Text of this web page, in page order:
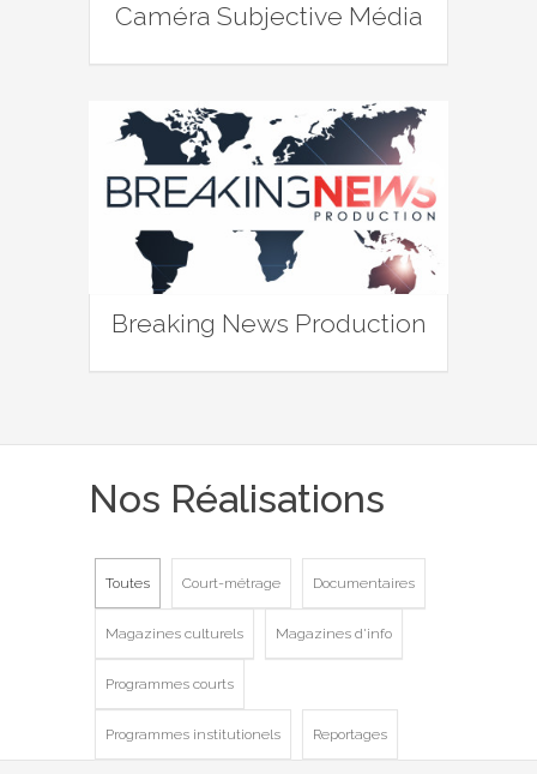
Caméra Subjective Média
Breaking News Production
Nos Réalisations
Toutes Court-métrage Documentaires
Magazines culturels Magazines d'info
Programmes courts
Programmes institutionels Reportages